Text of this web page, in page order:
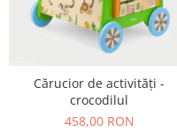
Cărucior de activități -
crocodilul
458,00 RON